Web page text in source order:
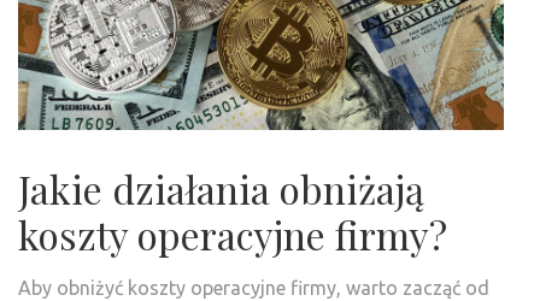
Jakie działania obniżają
koszty operacyjne firmy?
Aby obniżyć koszty operacyjne firmy, warto zacząć od